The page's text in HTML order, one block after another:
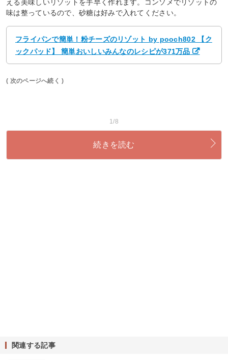
える美味しいリゾットを手早く作れます。コンソメでリゾットの
味は整っているので、砂糖は好みで入れてください。
フライパンで簡単！粉チーズのリゾット by pooch802 【ク
ックパッド】 簡単おいしいみんなのレシピが371万品
( 次のページへ続く )
1/8
続きを読む
関連する記事